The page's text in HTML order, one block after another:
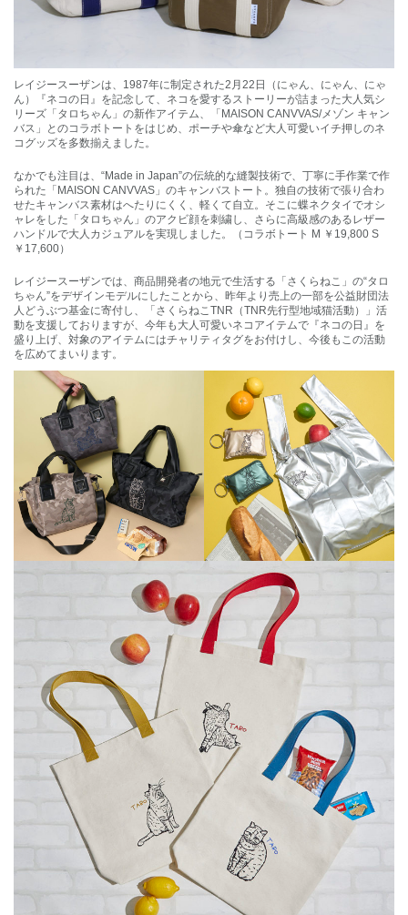
レイジースーザンは、1987年に制定された2月22日（にゃん、にゃん、にゃ
ん）『ネコの日』を記念して、ネコを愛するストーリーが詰まった大人気シ
リーズ「タロちゃん」の新作アイテム、「MAISON CANVVAS/メゾン キャン
バス」とのコラボトートをはじめ、ポーチや傘など大人可愛いイチ押しのネ
コグッズを多数揃えました。
なかでも注目は、“Made in Japan”の伝統的な縫製技術で、丁寧に手作業で作
られた「MAISON CANVVAS」のキャンバストート。独自の技術で張り合わ
せたキャンバス素材はへたりにくく、軽くて自立。そこに蝶ネクタイでオシ
ャレをした「タロちゃん」のアクビ顔を刺繍し、さらに高級感のあるレザー
ハンドルで大人カジュアルを実現しました。（コラボトート M ￥19,800 S
￥17,600）
レイジースーザンでは、商品開発者の地元で生活する「さくらねこ」の“タロ
ちゃん”をデザインモデルにしたことから、昨年より売上の一部を公益財団法
人どうぶつ基金に寄付し、「さくらねこTNR（TNR先行型地域猫活動）」活
動を支援しておりますが、今年も大人可愛いネコアイテムで『ネコの日』を
盛り上げ、対象のアイテムにはチャリティタグをお付けし、今後もこの活動
を広めてまいります。